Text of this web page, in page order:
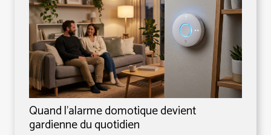
Quand l’alarme domotique devient
gardienne du quotidien